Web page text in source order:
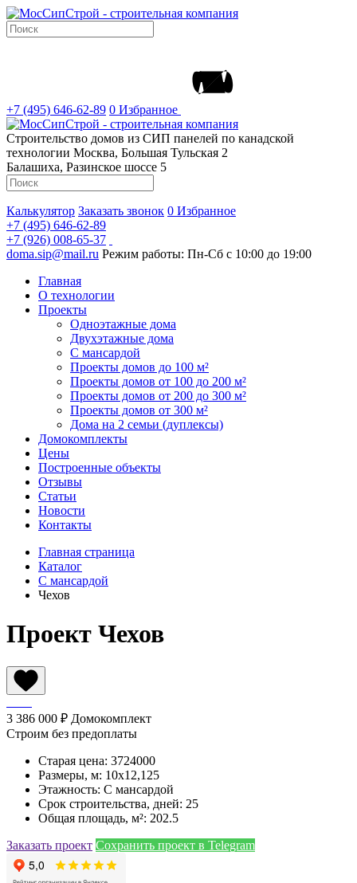
+7 (495) 646-62-89 0 Избранное
Строительство домов из СИП панелей по канадской
технологии Москва, Большая Тульская 2
Балашиха, Разинское шоссе 5
Калькулятор Заказать звонок 0 Избранное
+7 (495) 646-62-89
+7 (926) 008-65-37
doma.sip@mail.ru Режим работы: Пн-Сб с 10:00 до 19:00
Главная
О технологии
Проекты
Одноэтажные дома
Двухэтажные дома
С мансардой
Проекты домов до 100 м²
Проекты домов от 100 до 200 м²
Проекты домов от 200 до 300 м²
Проекты домов от 300 м²
Дома на 2 семьи (дуплексы)
Домокомплекты
Цены
Построенные объекты
Отзывы
Статьи
Новости
Контакты
Главная страница
Каталог
С мансардой
Чехов
Проект Чехов
3 386 000 ₽ Домокомплект
Строим без предоплаты
Старая цена: 3724000
Размеры, м: 10x12,125
Этажность: С мансардой
Срок строительства, дней: 25
Общая площадь, м²: 202.5
Заказать проект Сохранить проект в Telegram